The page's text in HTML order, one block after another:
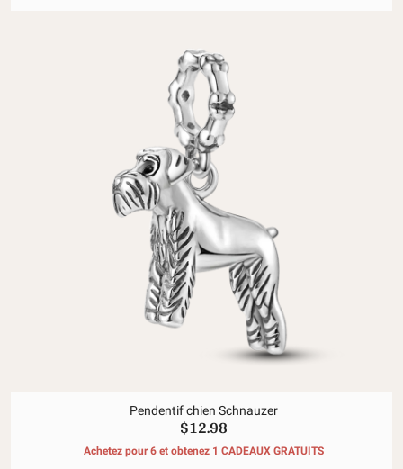
Pendentif chien Schnauzer
$12.98
Achetez pour 6 et obtenez 1 CADEAUX GRATUITS